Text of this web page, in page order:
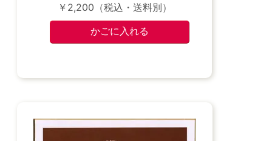
￥2,200（税込・送料別）